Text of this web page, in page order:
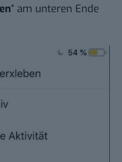
“ am unteren Ende